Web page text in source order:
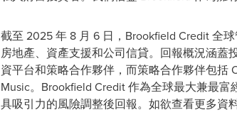
截至 2025 年 8 月 6 日，Brookfield Credit 全
房地產、資產支援和公司信貸。回報概況涵蓋
資平台和策略合作夥伴，而策略合作夥伴包括
Music。Brookfield Credit 作為全球最大兼最
具吸引力的風險調整後回報。如欲查看更多資